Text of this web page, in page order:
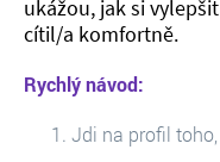
ukážou, jak si
cítil/a komfortně.
Rychlý návod:
Jdi na profil